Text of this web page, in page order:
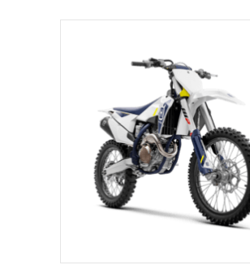
AÑADIR AL CARRITO